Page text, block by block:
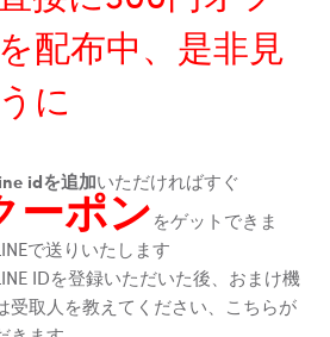
配布中、是非見
に
idを追加いただければすぐ
ーポンをゲットできま
で送りいたします
IDを登録いただいた後、おまけ機
受取人を教えてください、こちらが